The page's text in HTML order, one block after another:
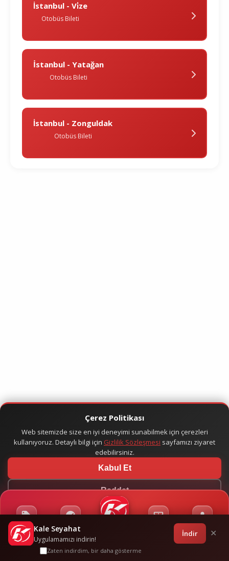
İstanbul - Vi̇ze
Otobüs Bileti
İstanbul - Yatağan
Otobüs Bileti
İstanbul - Zonguldak
Otobüs Bileti
Kampanyalar Sponsorluklar Giriş
Çerez Politikası
Web sitemizde size en iyi deneyimi sunabilmek için çerezleri
kullanıyoruz. Detaylı bilgi için Gizlilik Sözleşmesi sayfamızı ziyaret
edebilirsiniz.
Kabul Et
Reddet
Kale Seyahat
Uygulamamızı indirin!
İndir ✕
Zaten indirdim, bir daha gösterme